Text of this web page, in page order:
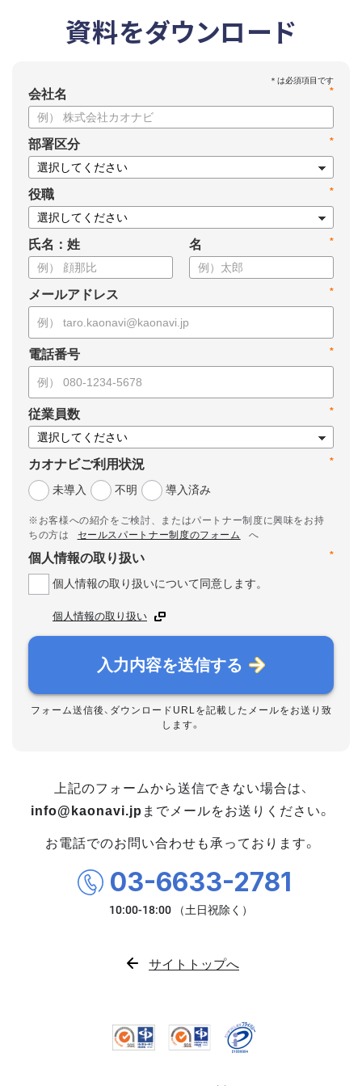
資料をダウンロード
*
会社名
*
部署区分
*
役職
氏名：姓 *
名
*
メールアドレス
*
電話番号
*
従業員数
*
カオナビご利用状況
未導入
不明 導入済み
※お客様への紹介をご検討、またはパートナー制度に興味をお持
ちの方は
セールスパートナー制度のフォーム
へ
*
個人情報の取り扱い
個人情報の取り扱いについて同意します。
個人情報の取り扱い
入力内容を送信する
フォーム送信後、ダウンロードURLを記載したメールをお送り致
します。
上記のフォームから送信できない場合は、
info@kaonavi.jp までメールをお送りください。
お電話でのお問い合わせも承っております。
03-6633-2781
サイトトップへ